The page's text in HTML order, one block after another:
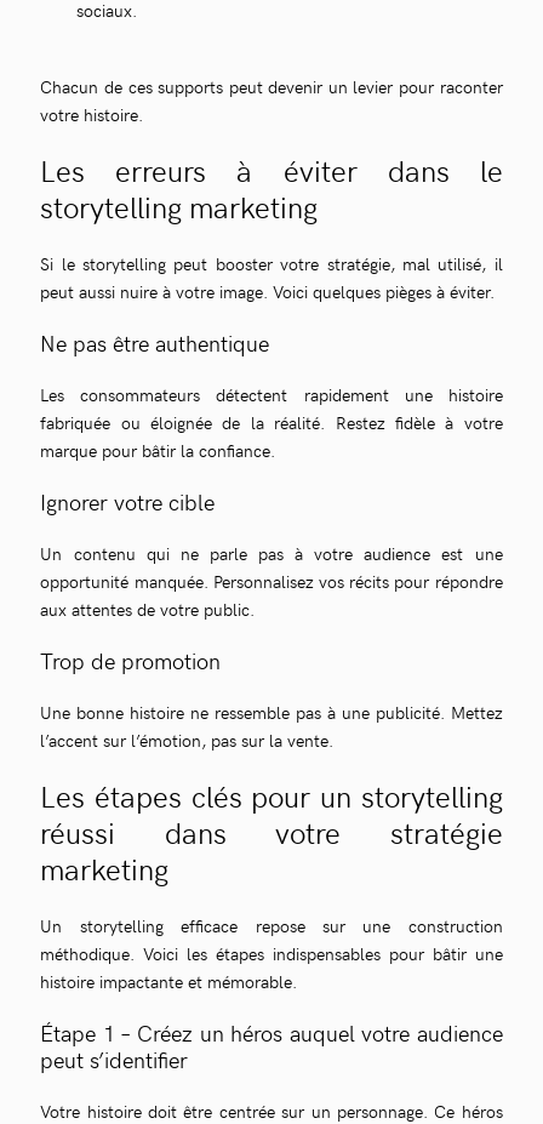
sociaux.
Chacun de ces supports peut devenir un levier pour raconter
votre histoire.
Les erreurs à éviter dans le
storytelling marketing
Si le storytelling peut booster votre stratégie, mal utilisé, il
peut aussi nuire à votre image. Voici quelques pièges à éviter.
Ne pas être authentique
Les consommateurs détectent rapidement une histoire
fabriquée ou éloignée de la réalité. Restez fidèle à votre
marque pour bâtir la confiance.
Ignorer votre cible
Un contenu qui ne parle pas à votre audience est une
opportunité manquée. Personnalisez vos récits pour répondre
aux attentes de votre public.
Trop de promotion
Une bonne histoire ne ressemble pas à une publicité. Mettez
l’accent sur l’émotion, pas sur la vente.
Les étapes clés pour un storytelling
réussi dans votre stratégie
marketing
Un storytelling efficace repose sur une construction
méthodique. Voici les étapes indispensables pour bâtir une
histoire impactante et mémorable.
Étape 1 – Créez un héros auquel votre audience
peut s’identifier
Votre histoire doit être centrée sur un personnage. Ce héros